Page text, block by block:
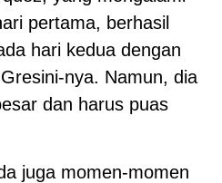
pertama, berhasil
hari kedua dengan
nya. Namun, dia
dan harus puas
juga momen-momen